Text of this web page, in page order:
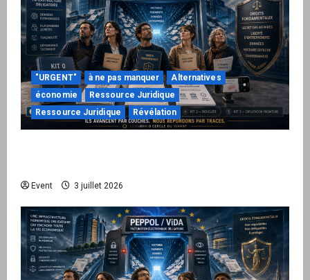
"URGENT" à ne pas manquer
Alternatives
économie
Ressource Juridique
Ressource Juridique
Révélation
Event 3 juillet 2026